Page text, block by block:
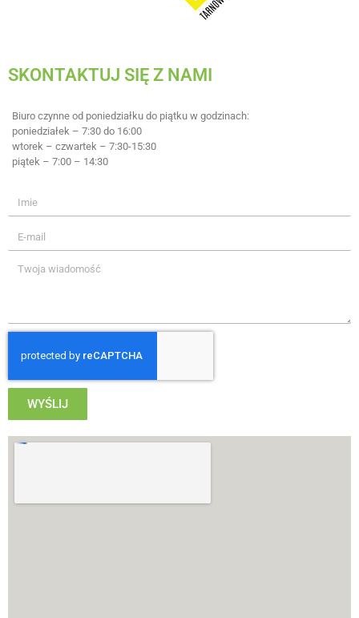
SKONTAKTUJ SIĘ Z NAMI
Biuro czynne od poniedziałku do piątku w godzinach:
poniedziałek – 7:30 do 16:00
wtorek – czwartek – 7:30-15:30
piątek – 7:00 – 14:30
WYŚLIJ